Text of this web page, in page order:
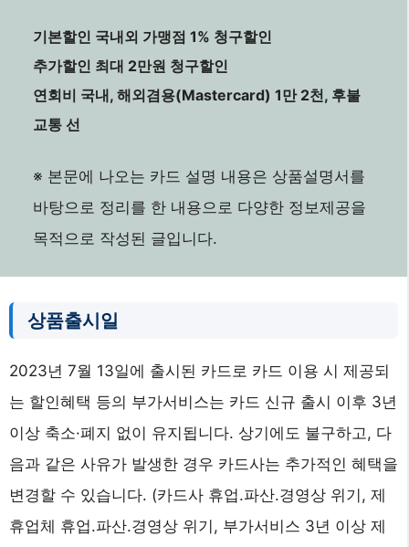
기본할인 국내외 가맹점 1% 청구할인
추가할인 최대 2만원 청구할인
연회비 국내, 해외겸용(Mastercard) 1만 2천, 후불
교통 선
※ 본문에 나오는 카드 설명 내용은 상품설명서를
바탕으로 정리를 한 내용으로 다양한 정보제공을
목적으로 작성된 글입니다.
상품출시일
2023년 7월 13일에 출시된 카드로 카드 이용 시 제공되
는 할인혜택 등의 부가서비스는 카드 신규 출시 이후 3년
이상 축소·폐지 없이 유지됩니다. 상기에도 불구하고, 다
음과 같은 사유가 발생한 경우 카드사는 추가적인 혜택을
변경할 수 있습니다. (카드사 휴업.파산.경영상 위기, 제
휴업체 휴업.파산.경영상 위기, 부가서비스 3년 이상 제